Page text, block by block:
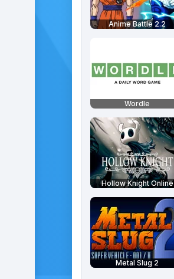
Anime Battle 2.2
Wordle
Hollow Knight Online
Metal Slug 2